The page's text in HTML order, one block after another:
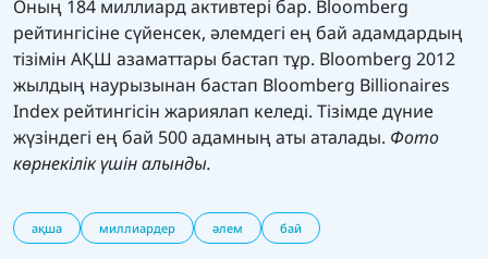
Оның 184 миллиард активтері бар. Bloomberg
рейтингісіне сүйенсек, әлемдегі ең бай адамдардың
тізімін АҚШ азаматтары бастап тұр. Bloomberg 2012
жылдың наурызынан бастап Bloomberg Billionaires
Index рейтингісін жариялап келеді. Тізімде дүние
жүзіндегі ең бай 500 адамның аты аталады. Фото
көрнекілік үшін алынды.
ақша миллиардер әлем бай